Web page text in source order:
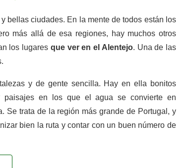
bellas ciudades. En la mente de todos están los
más allá de esa regiones, hay muchos otros
los lugares que ver en el Alentejo. Una de las
y de gente sencilla. Hay en ella bonitos
paisajes en los que el agua se convierte en
Se trata de la región más grande de Portugal, y
bien la ruta y contar con un buen número de